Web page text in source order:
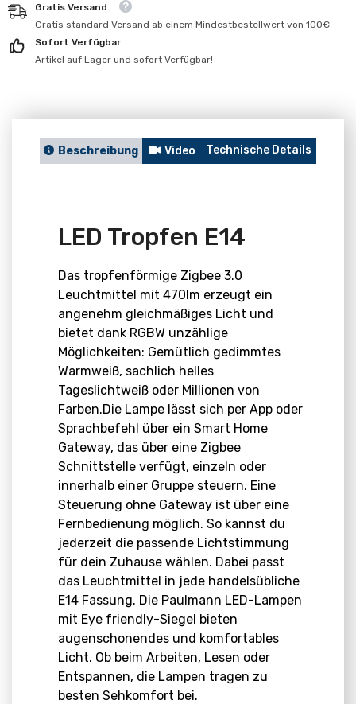
LED
Tropfen
E14
LED
Tropfen
E14
Gratis Versand
Gratis standard Versand ab einem Mindestbestellwert von 100€
Sofort Verfügbar
Artikel auf Lager und sofort Verfügbar!
Beschreibung Video Technische Details
LED Tropfen E14
Das tropfenförmige Zigbee 3.0
Leuchtmittel mit 470lm erzeugt ein
angenehm gleichmäßiges Licht und
bietet dank RGBW unzählige
Möglichkeiten: Gemütlich gedimmtes
Warmweiß, sachlich helles
Tageslichtweiß oder Millionen von
Farben.Die Lampe lässt sich per App oder
Sprachbefehl über ein Smart Home
Gateway, das über eine Zigbee
Schnittstelle verfügt, einzeln oder
innerhalb einer Gruppe steuern. Eine
Steuerung ohne Gateway ist über eine
Fernbedienung möglich. So kannst du
jederzeit die passende Lichtstimmung
für dein Zuhause wählen. Dabei passt
das Leuchtmittel in jede handelsübliche
E14 Fassung. Die Paulmann LED-Lampen
mit Eye friendly-Siegel bieten
augenschonendes und komfortables
Licht. Ob beim Arbeiten, Lesen oder
Entspannen, die Lampen tragen zu
besten Sehkomfort bei.